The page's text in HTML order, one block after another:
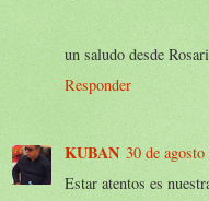
un saludo desde
Responder
KUBAN 30 de
Estar atentos es